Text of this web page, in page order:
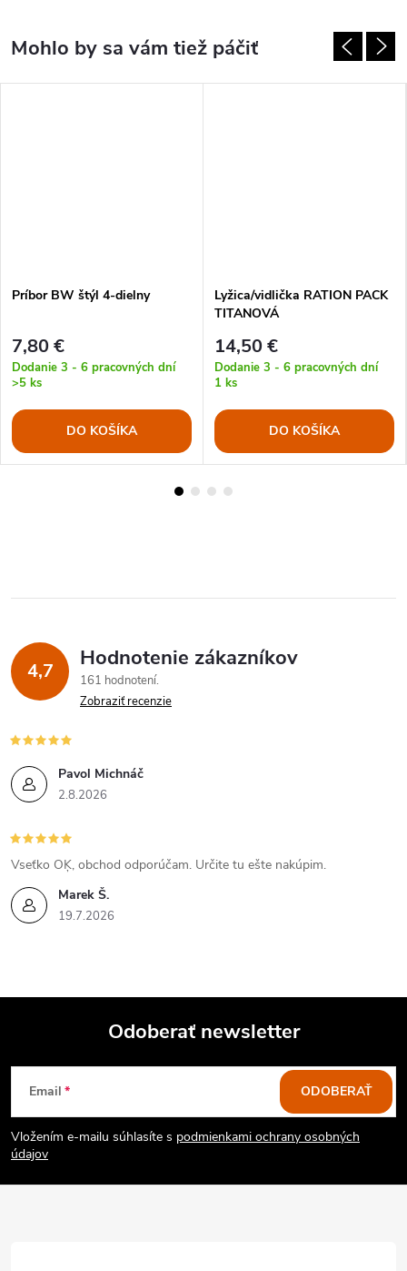
Príbor BW štýl 4-dielny
7,80 €
Dodanie 3 - 6 pracovných dní
>5 ks
DO KOŠÍKA
Lyžica/vidlička RATION PACK
TITANOVÁ
14,50 €
Dodanie 3 - 6 pracovných dní
1 ks
DO KOŠÍKA
4,7 Hodnotenie zákazníkov
161 hodnotení
Zobraziť recenzie
Pavol Michnáč
2.8.2026
Marek Š.
19.7.2026
Vseťko OĶ, obchod odporúčam. Určite tu ešte nakúpim.
Z
á
p
Odoberať newsletter
Email
Vložením e-mailu súhlasíte s podmienkami ochrany osobných
údajov
ODOBERAŤ